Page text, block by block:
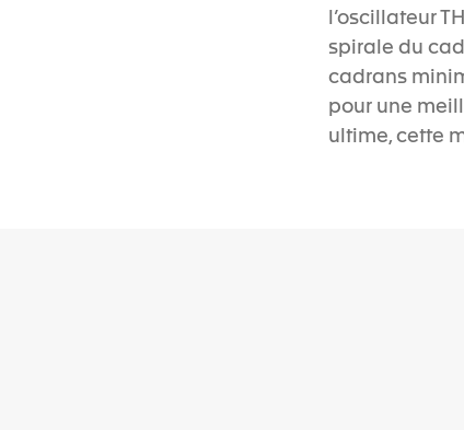
l’oscillateur
spirale du
cadrans
pour une
ultime, cette